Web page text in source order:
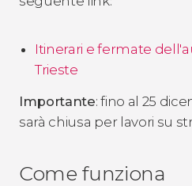
Itinerari e fermate
Trieste
Importante: fino al 25
sarà chiusa per lavori su
Come funziona